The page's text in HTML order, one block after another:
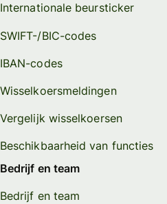
Internationale beursticker
SWIFT-/BIC-codes
IBAN-codes
Wisselkoersmeldingen
Vergelijk wisselkoersen
Beschikbaarheid van functies
Bedrijf en team
Bedrijf en team